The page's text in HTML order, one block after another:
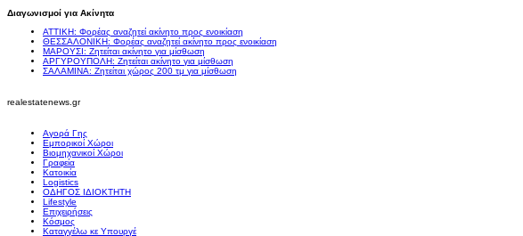
Διαγωνισμοί για Ακίνητα
ΑΤΤΙΚΗ: Φορέας αναζητεί ακίνητο προς ενοικίαση
ΘΕΣΣΑΛΟΝΙΚΗ: Φορέας αναζητεί ακίνητο προς ενοικίαση
ΜΑΡΟΥΣΙ: Ζητείται ακίνητο για μίσθωση
ΑΡΓΥΡΟΥΠΟΛΗ: Ζητείται ακίνητο για μίσθωση
ΣΑΛΑΜΙΝΑ: Ζητείται χώρος 200 τμ για μίσθωση
realestatenews.gr
Αγορά Γης
Εμπορικοί Χώροι
Βιομηχανικοί Χώροι
Γραφεία
Κατοικία
Logistics
ΟΔΗΓΟΣ ΙΔΙΟΚΤΗΤΗ
Lifestyle
Επιχειρήσεις
Κόσμος
Καταγγέλω κε Υπουργέ